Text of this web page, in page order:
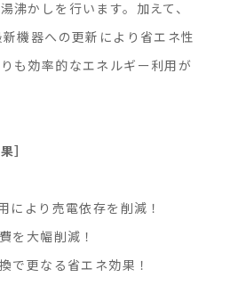
沸かしを行います。加えて、
機器への更新により省エネ性
も効率的なエネルギー利用が
］
により売電依存を削減！
を大幅削減！
で更なる省エネ効果！